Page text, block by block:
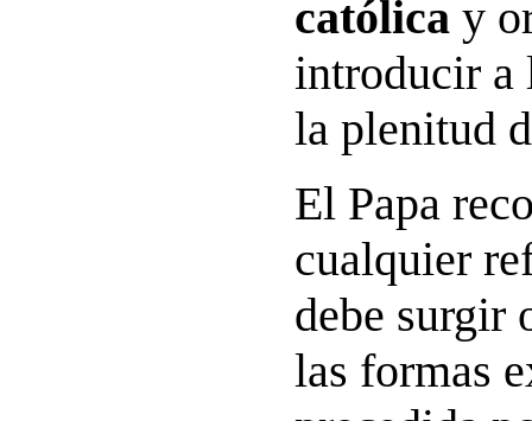
católica y
introducir a
la plenitud
El Papa
cualquier
debe surgir
las formas